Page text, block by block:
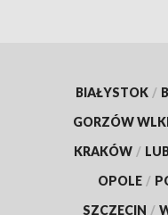
BIAŁYSTOK /
GORZÓW
KRAKÓW /
OPOLE /
SZCZECIN /